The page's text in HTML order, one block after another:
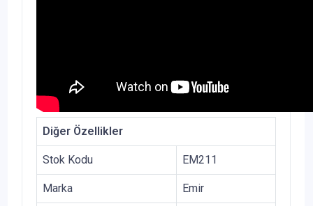
Diğer Özellikler
Stok Kodu EM211
Marka Emir